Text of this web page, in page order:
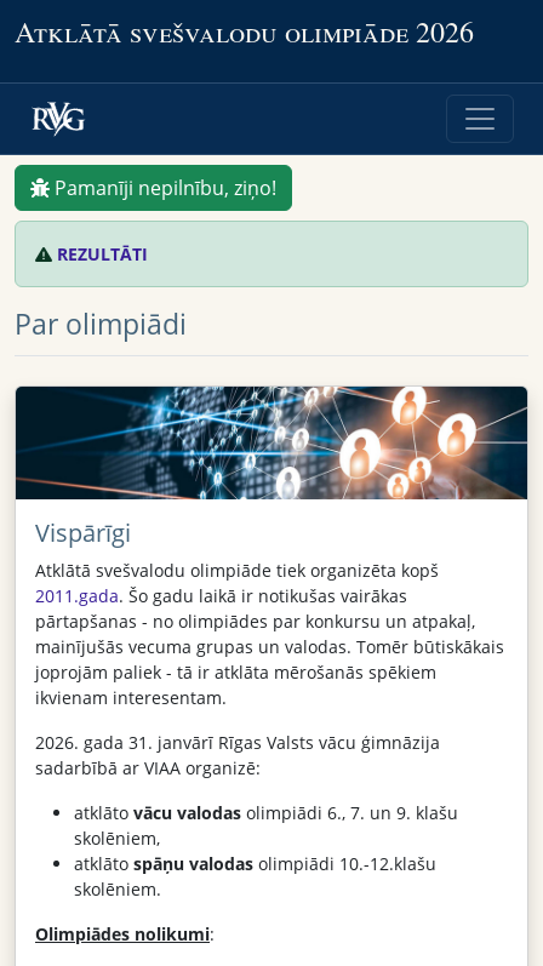
Atklātā svešvalodu olimpiāde 2026
Pamanīji nepilnību, ziņo!
REZULTĀTI
Par olimpiādi
Vispārīgi
Atklātā svešvalodu olimpiāde tiek organizēta kopš
2011.gada. Šo gadu laikā ir notikušas vairākas
pārtapšanas - no olimpiādes par konkursu un atpakaļ,
mainījušās vecuma grupas un valodas. Tomēr būtiskākais
joprojām paliek - tā ir atklāta mērošanās spēkiem
ikvienam interesentam.
2026. gada 31. janvārī Rīgas Valsts vācu ģimnāzija
sadarbībā ar VIAA organizē:
atklāto vācu valodas olimpiādi 6., 7. un 9. klašu
skolēniem,
atklāto spāņu valodas olimpiādi 10.-12.klašu
skolēniem.
Olimpiādes nolikumi: